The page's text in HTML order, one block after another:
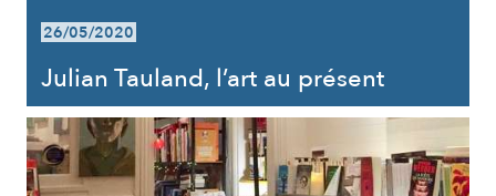
26/05/2020
Julian Tauland, l’art au présent